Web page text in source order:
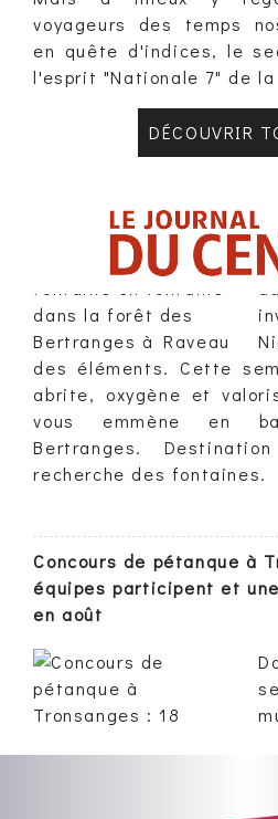
voyageurs des temps
en quête d'indices, le
l'esprit "Nationale 7" de la
DÉCOUVRIR
Une balade de fontaine
des éléments. Cette
abrite, oxygène et
vous emmène en
Bertranges.
recherche des fontaines.
Concours de pétanque à
équipes participent et une
en août